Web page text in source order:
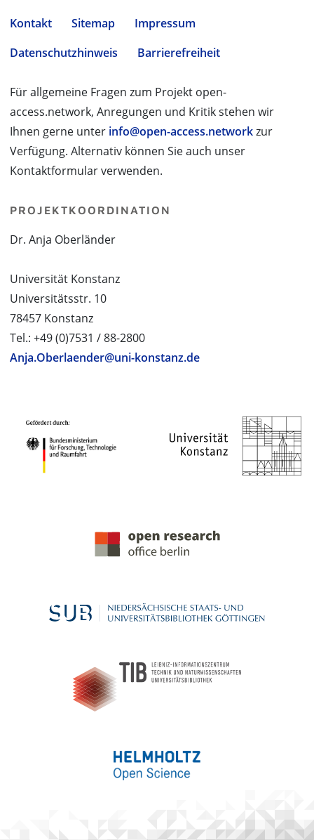
Kontakt Sitemap
Impressum
Datenschutzhinweis
Barrierefreiheit
Für allgemeine Fragen zum Projekt open-
access.network, Anregungen und Kritik stehen wir
Ihnen gerne unter info@open-access.networkzur
Verfügung. Alternativ können Sie auch unser
Kontaktformular verwenden.
PROJEKTKOORDINATION
Dr. Anja Oberländer
Universität Konstanz
Universitätsstr. 10
78457 Konstanz
Tel.: +49 (0)7531 / 88-2800
Anja.Oberlaender@uni-konstanz.de